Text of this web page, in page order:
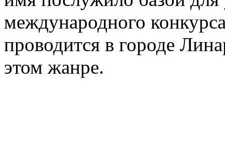
международного
проводится в городе
этом жанре.